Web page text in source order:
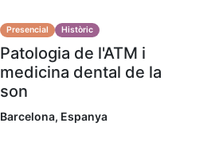
Presencial Històric
Patologia de l'ATM i
medicina dental de la
son
Barcelona, Espanya